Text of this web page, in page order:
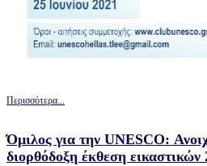
Περισσότερα...
Όμιλος για την UNESCO:
διορθόδοξη έκθεση